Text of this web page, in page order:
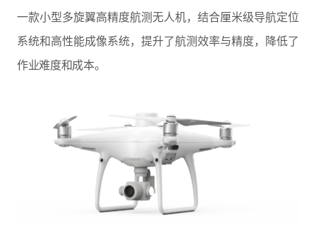
一款小型多旋翼高精度航测无人机，结合厘米级导航定位
系统和高性能成像系统，提升了航测效率与精度，降低了
作业难度和成本。